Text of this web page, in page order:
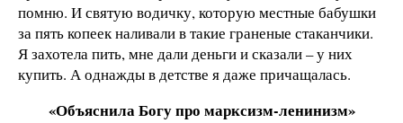
помню. И святую водичку, которую местные бабушки
за пять копеек наливали в такие граненые стаканчики.
Я захотела пить, мне дали деньги и сказали – у них
купить. А однажды в детстве я даже причащалась.
«Объяснила Богу про марксизм-ленинизм»